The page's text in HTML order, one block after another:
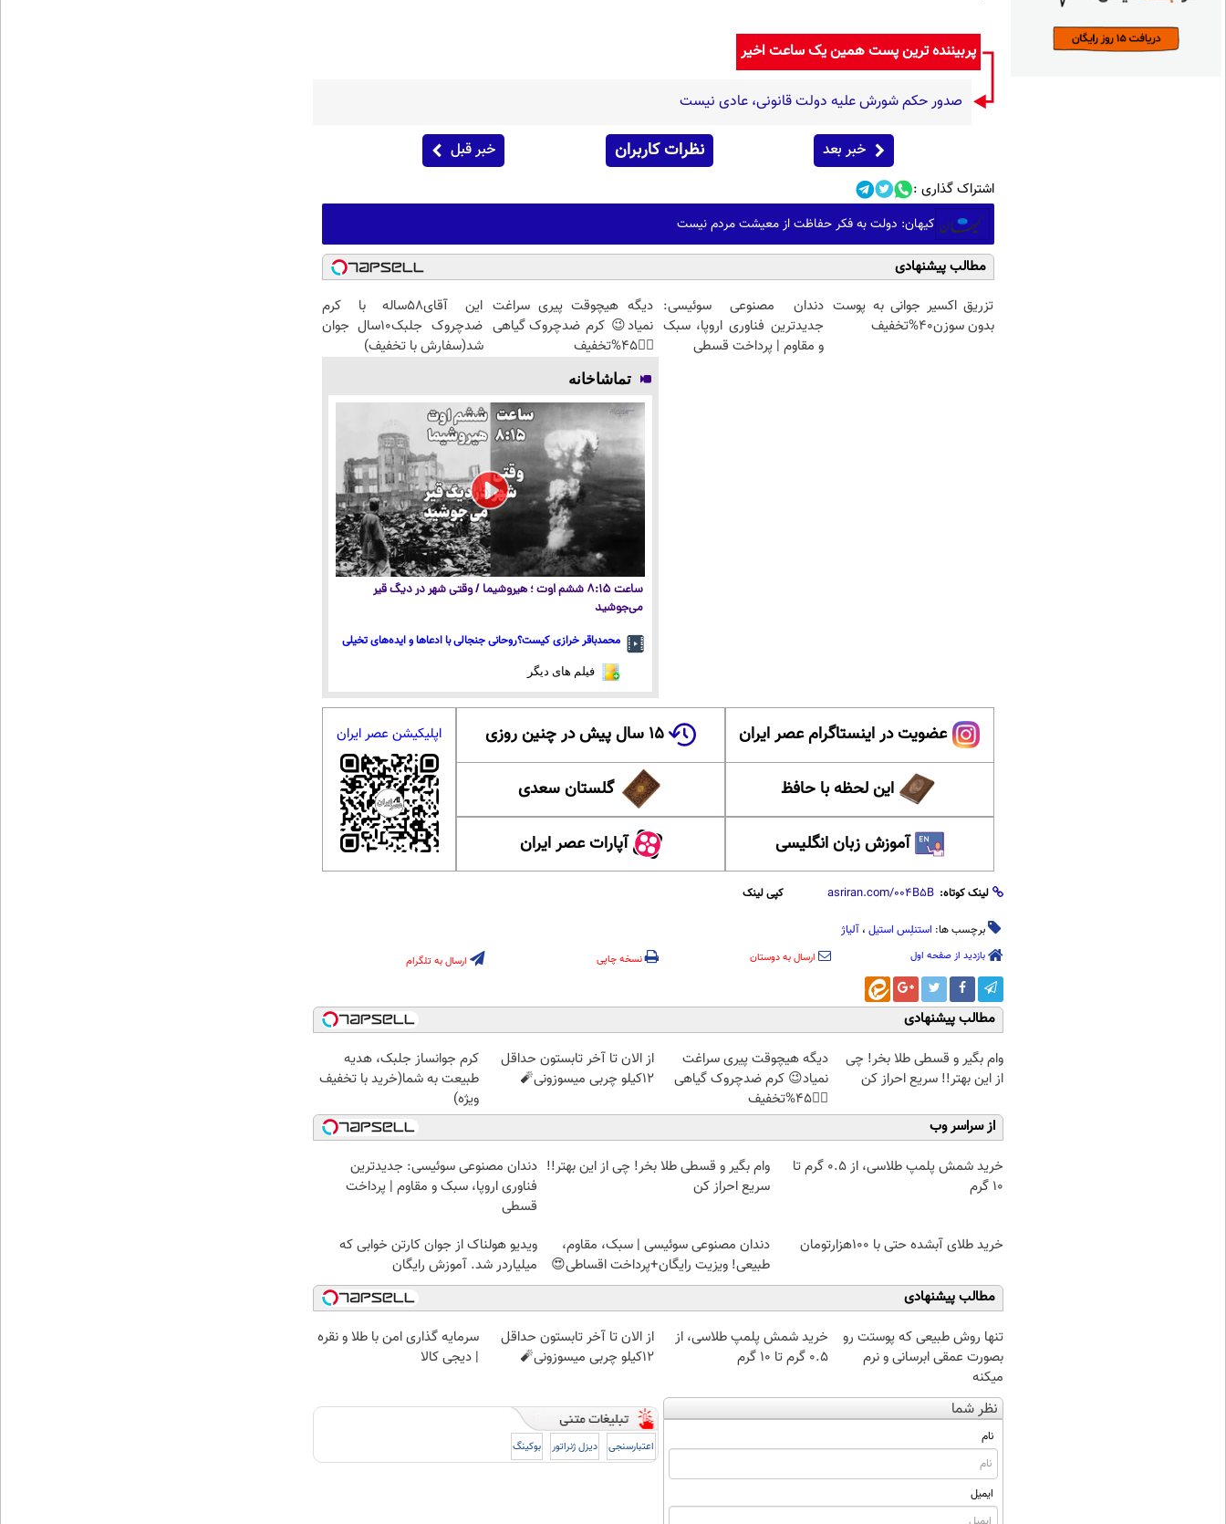
پربیننده ترین پست همین یک ساعت اخیر
صدور حکم شورش علیه دولت قانونی، عادی نیست
خبر بعد نظرات کاربران خبر قبل
اشتراک گذاری :
کیهان: دولت به فکر حفاظت از معیشت مردم نیست
مطالب پیشنهادی
تزریق اکسیر جوانی به پوست
بدون سوزن40%تخفیف
دندان مصنوعی سوئیسی:
جدیدترین فناوری اروپا، سبک
و مقاوم | پرداخت قسطی
دیگه هیچوقت پیری سراغت
نمیاد😉 کرم ضدچروک گیاهی
👈🏻45%تخفیف
این آقای58ساله با کرم
ضدچروک جلبک10سال جوان
شد(سفارش با تخفیف)
تماشاخانه
ساعت ۸:۱۵ ششم اوت ؛ هیروشیما / وقتی شهر در دیگ قیر
می‌جوشید
محمدباقر خرازی کیست؟روحانی جنجالی با ادعاها و ایده‌های تخیلی
فیلم های دیگر
عضویت در اینستاگرام عصر ایران ۱۵ سال پیش در چنین روزی
این لحظه با حافظ گلستان سعدی
آموزش زبان انگلیسی آپارات عصر ایران
اپلیکیشن عصر ایران
لینک کوتاه: کپی لینک
برچسب ها: استنلِس استیل ، آلیاژ
بازدید از صفحه اول ارسال به دوستان نسخه چاپی ارسال به تلگرام
مطالب پیشنهادی
وام بگیر و قسطی طلا بخر! چی
از این بهتر!! سریع احراز کن
دیگه هیچوقت پیری سراغت
نمیاد😉 کرم ضدچروک گیاهی
👈🏻45%تخفیف
از الان تا آخر تابستون حداقل
12کیلو چربی میسوزونی🧨
کرم جوانساز جلبک، هدیه
طبیعت به شما(خرید با تخفیف
ویژه)
از سراسر وب
خرید شمش پلمپ طلاسی، از ۰.۵ گرم تا
۱۰ گرم
وام بگیر و قسطی طلا بخر! چی از این بهتر!!
سریع احراز کن
دندان مصنوعی سوئیسی: جدیدترین
فناوری اروپا، سبک و مقاوم | پرداخت
قسطی
خرید طلای آبشده حتی با ۱۰۰هزارتومان
دندان مصنوعی سوئیسی | سبک، مقاوم،
طبیعی! ویزیت رایگان+پرداخت اقساطی😍
ویدیو هولناک از جوان کارتن خوابی که
میلیاردر شد. آموزش رایگان
مطالب پیشنهادی
تنها روش طبیعی که پوستت رو
بصورت عمقی ابرسانی و نرم
میکنه
خرید شمش پلمپ طلاسی، از
۰.۵ گرم تا ۱۰ گرم
از الان تا آخر تابستون حداقل
12کیلو چربی میسوزونی🧨
سرمایه گذاری امن با طلا و نقره
| دیجی کالا
نظر شما
نام
ایمیل
اعتبارسنجی دیزل ژنراتور بوکینگ